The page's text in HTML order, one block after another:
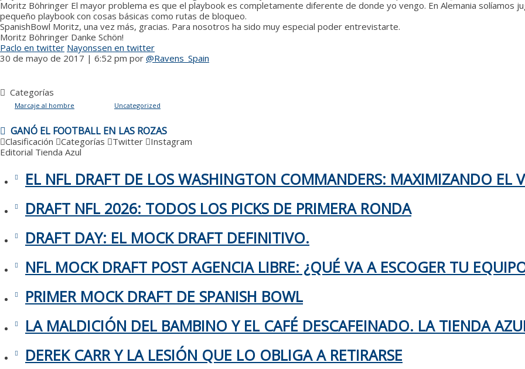
Moritz Böhringer El mayor problema es que el playbook es completamente diferente de donde yo vengo. En Alemania solíamos
pequeño playbook con cosas básicas como rutas de bloqueo.
SpanishBowl Moritz, una vez más, gracias. Para nosotros ha sido muy especial poder entrevistarte.
Moritz Böhringer Danke Schön!
Paclo en twitter Nayonssen en twitter
30 de mayo de 2017 | 6:52 pm por @Ravens_Spain
Categorías
Marcaje al hombre Uncategorized
NAVEGACIÓN
DE
ENTRADAS
GANÓ EL FOOTBALL EN LAS ROZAS
Clasificación Categorías Twitter
Instagram
Editorial Tienda Azul
EL NFL DRAFT DE LOS WASHINGTON COMMANDERS: MAXIMIZANDO EL
DRAFT NFL 2026: TODOS LOS PICKS DE PRIMERA RONDA
DRAFT DAY: EL MOCK DRAFT DEFINITIVO.
NFL MOCK DRAFT POST AGENCIA LIBRE: ¿QUÉ VA A ESCOGER TU
PRIMER MOCK DRAFT DE SPANISH BOWL
LA MALDICIÓN DEL BAMBINO Y EL CAFÉ DESCAFEINADO. LA TIENDA
DEREK CARR Y LA LESIÓN QUE LO OBLIGA A RETIRARSE